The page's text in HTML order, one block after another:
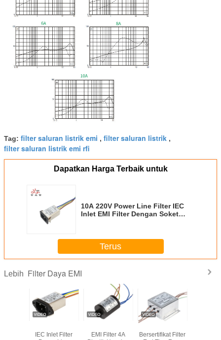
Tag: filter saluran listrik emi , filter saluran listrik ,
filter saluran listrik emi rfi
Dapatkan Harga Terbaik untuk
10A 220V Power Line Filter IEC
Inlet EMI Filter Dengan Soket
Terus
Lebih Filter Daya EMI
IEC Inlet Filter
EMI Filter 4A
Bersertifikat Filter